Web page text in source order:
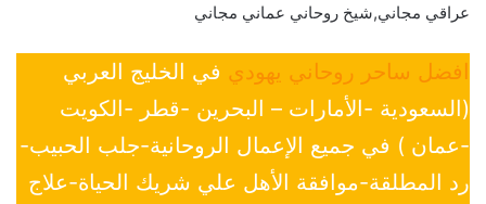
عراقي مجاني,شيخ روحاني عماني مجاني
افضل ساحر روحاني يهودي في الخليج العربي
(السعودية -الأمارات – البحرين -قطر -الكويت
-عمان ) في جميع الإعمال الروحانية-جلب الحبيب-
رد المطلقة-موافقة الأهل علي شريك الحياة-علاج